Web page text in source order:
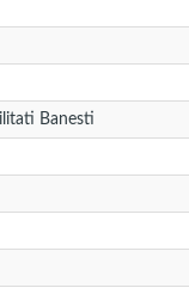
Banesti